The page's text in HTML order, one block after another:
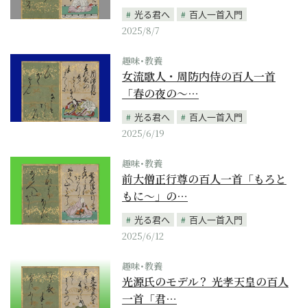
光る君へ
百人一首入門
2025/8/7
趣味･教養
女流歌人・周防内侍の百人一首
「春の夜の～…
光る君へ
百人一首入門
2025/6/19
趣味･教養
前大僧正行尊の百人一首「もろと
もに～」の…
光る君へ
百人一首入門
2025/6/12
趣味･教養
光源氏のモデル？ 光孝天皇の百人
一首「君…